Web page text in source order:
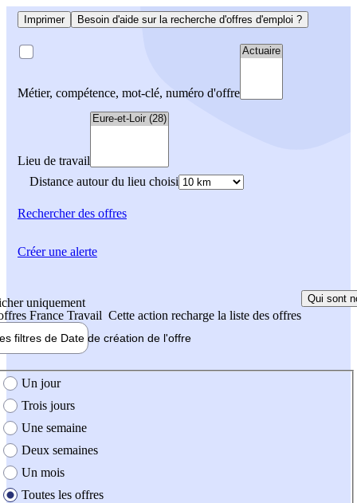
Imprimer Besoin d'aide sur la recherche d'offres d'emploi ?
Métier, compétence, mot-clé, numéro d'offre
Lieu de travail
Distance autour du lieu choisi
Rechercherdes offres
uniquement
France Travail Cette action recharge la liste des offres
Qui sont
filtres de Date de création de l'offre
création de l'offre
Un jour
Trois jours
Une semaine
Deux semaines
Un mois
Toutes les offres
Créer une alerte